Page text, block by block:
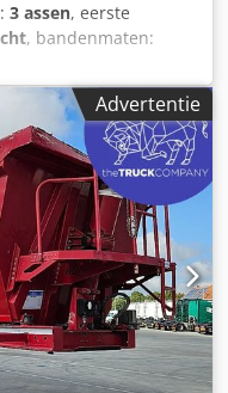
3 assen, eerste
, bandenmaten:
Dsfx Af Rof Asmerk:
luchtvering
rechts: 9 mm
rechts: 12 mm
rechts: 12 mm
32.350 kg
Staat Schade: geen
Advertentie